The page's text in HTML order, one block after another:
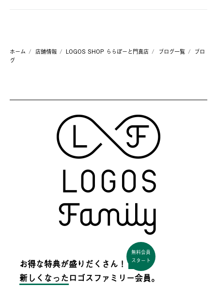
ホーム 店舗情報 LOGOS SHOP ららぽーと門真店 ブログ一覧
ブロ
グ
お得な特典が盛りだくさん！
無料会員
スタート
新しくなった ロゴスファミリー会員。